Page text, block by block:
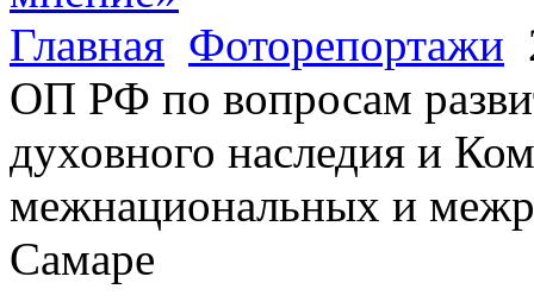
Главная Фоторепортажи
ОП РФ по вопросам
духовного наследия и
межнациональных и
Самаре